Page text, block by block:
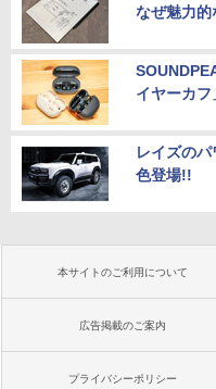
なぜ魅力的
イヤーカ
レイズの
色登場!!
本サイトのご利用について
広告掲載のご案内
プライバシーポリシー